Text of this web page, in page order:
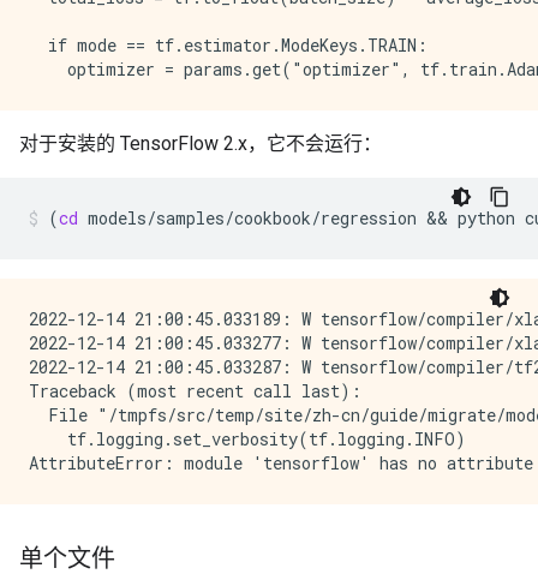
--no_import_rename    Not to rename import to
  --no_upgrade_compat_v1_import
Otherwise, explicit imports
The name of the file where
Upgrade script mode.
only straightforward
more difficult cases,
Keep 1.* code intact and
--print_all           Print full log to stdout
  if mode == tf.estimator.ModeKeys.TRAIN:
对于安装的 TensorFlow 2.x，它不会运行：
(cd models/samples/cookbook/regression && python
2022-12-14 21:00:45.033189: W tensorflow/
2022-12-14 21:00:45.033277: W tensorflow/
2022-12-14 21:00:45.033287: W tensorflow/
Traceback (most recent call last):
File "/tmpfs/src/temp/site/zh-cn/guide/migrate/
    tf.logging.set_verbosity(tf.logging.INFO)
单个文件